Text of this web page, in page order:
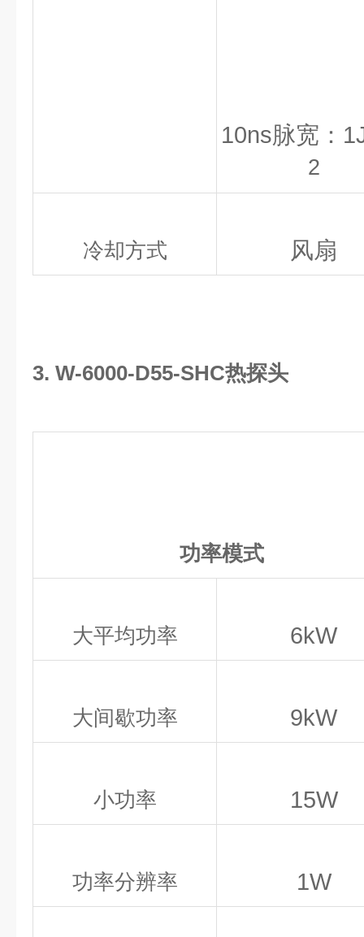
10ns脉宽：
2
冷却方式 风扇
3. W-6000-D55-SHC热探头
功率模式
大平均功率 6kW
大间歇功率 9kW
小功率 15W
功率分辨率 1W